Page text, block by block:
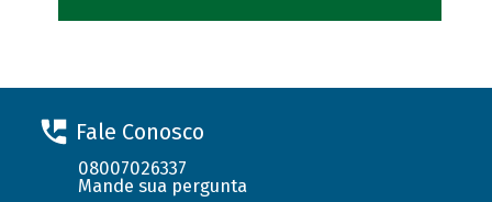
Fale Conosco
08007026337
Mande sua pergunta